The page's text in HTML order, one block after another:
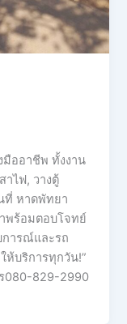
มืออาชีพ ทั้งงาน
าไฟ, วางตู้
ที่ หาดพัทยา
พร้อมตอบโจทย์
การณ์และรถ
ห้บริการทุกวัน!”
080-829-2990